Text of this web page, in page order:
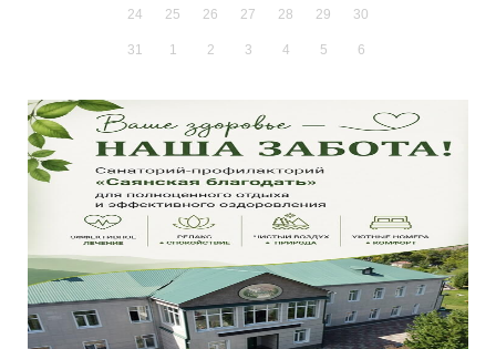
24 25 26 27 28 29 30
31 1 2 3 4 5 6